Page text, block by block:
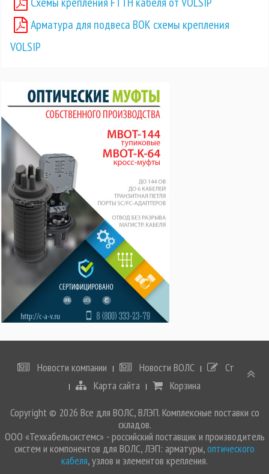
Арматура для подвеса ВОК схемы крепления
VOLSIP
Новости компании Новости ВОЛС
Статьи
Карта сайта
Корзина
Copyright © 2026 Все для ВОЛС, ВЛЭП. Комплексные поставки со
складов.
ООО «Техкабельсистемс» - российский поставщик и производитель
систем и компонентов для ВОЛС, ЛЭП: арматуры,оптического
кабеля, узлов и элементов крепления.